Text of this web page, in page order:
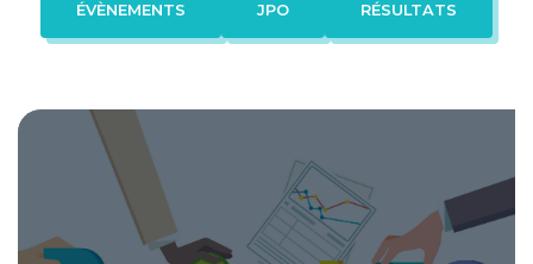
ÉVÈNEMENTS JPO RÉSULTATS